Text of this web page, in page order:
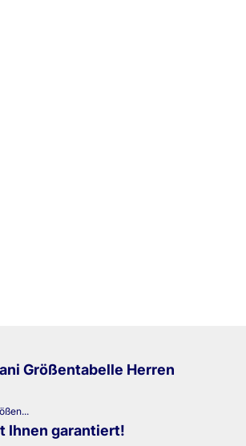
Größentabelle Herren
Ihnen garantiert!